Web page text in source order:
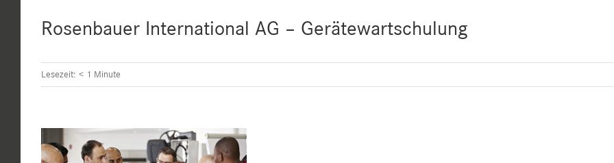
Rosenbauer International AG – Gerätewartschulung
Lesezeit: < 1 Minute